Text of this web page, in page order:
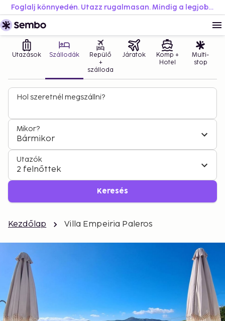
Foglalj könnyedén. Utazz rugalmasan. Mindig a legjobb áron.
Utazások Szállodák
Repülő
+
szálloda
Járatok
Komp +
Hotel
Multi-
stop
Hol szeretnél megszállni?
Mikor?
Bármikor
Utazók
2 felnőttek
Keresés
Kezdőlap Villa Empeiria Paleros